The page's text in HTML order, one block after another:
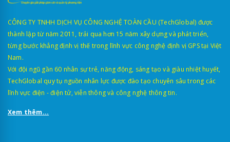
CÔNG TY TNHH DỊCH VỤ CÔNG NGHỆ TOÀN CẦU (TechGlobal) được
thành lập từ năm 2011, trải qua hơn 15 năm xây dựng và phát triển,
từng bước khẳng định vị thế trong lĩnh vực công nghệ định vị GPS tại Việt
Nam.
Với đội ngũ gần 60 nhân sự trẻ, năng động, sáng tạo và giàu nhiệt huyết,
TechGlobal quy tụ nguồn nhân lực được đào tạo chuyên sâu trong các
lĩnh vực điện - điện tử, viễn thông và công nghệ thông tin.
Xem thêm...